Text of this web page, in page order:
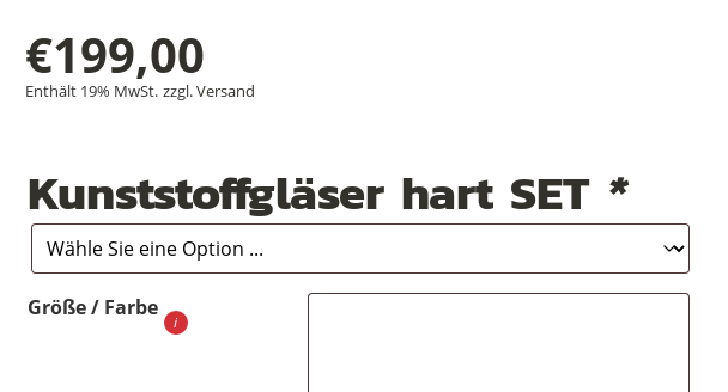
€199,00
Enthält 19% MwSt. zzgl.Versand
Kunststoffgläser hart SET *
Größe / Farbe